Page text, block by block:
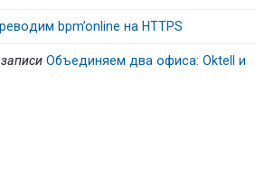
bpm’online на HTTPS
Объединяем два офиса: Oktell и